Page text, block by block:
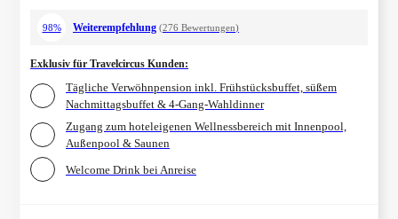
98% Weiterempfehlung (276 Bewertungen)
Exklusiv für Travelcircus Kunden:
Tägliche Verwöhnpension inkl. Frühstücksbuffet, süßem
Nachmittagsbuffet & 4-Gang-Wahldinner
Zugang zum hoteleigenen Wellnessbereich mit Innenpool,
Außenpool & Saunen
Welcome Drink bei Anreise